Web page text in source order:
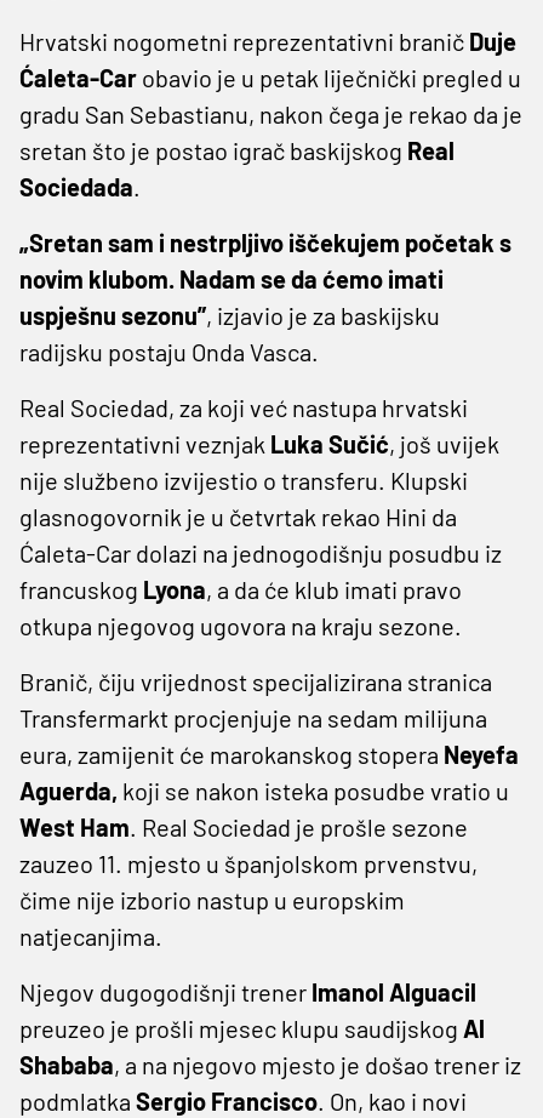
Hrvatski nogometni reprezentativni branič Duje
Ćaleta-Car obavio je u petak liječnički pregled u
gradu San Sebastianu, nakon čega je rekao da je
sretan što je postao igrač baskijskog Real
Sociedada.
„Sretan sam i nestrpljivo iščekujem početak s
novim klubom. Nadam se da ćemo imati
uspješnu sezonu”, izjavio je za baskijsku
radijsku postaju Onda Vasca.
Real Sociedad, za koji već nastupa hrvatski
reprezentativni veznjak Luka Sučić, još uvijek
nije službeno izvijestio o transferu. Klupski
glasnogovornik je u četvrtak rekao Hini da
Ćaleta-Car dolazi na jednogodišnju posudbu iz
francuskog Lyona, a da će klub imati pravo
otkupa njegovog ugovora na kraju sezone.
Branič, čiju vrijednost specijalizirana stranica
Transfermarkt procjenjuje na sedam milijuna
eura, zamijenit će marokanskog stopera Neyefa
Aguerda, koji se nakon isteka posudbe vratio u
West Ham. Real Sociedad je prošle sezone
zauzeo 11. mjesto u španjolskom prvenstvu,
čime nije izborio nastup u europskim
natjecanjima.
Njegov dugogodišnji trener Imanol Alguacil
preuzeo je prošli mjesec klupu saudijskog Al
Shababa, a na njegovo mjesto je došao trener iz
podmlatka Sergio Francisco. On, kao i novi